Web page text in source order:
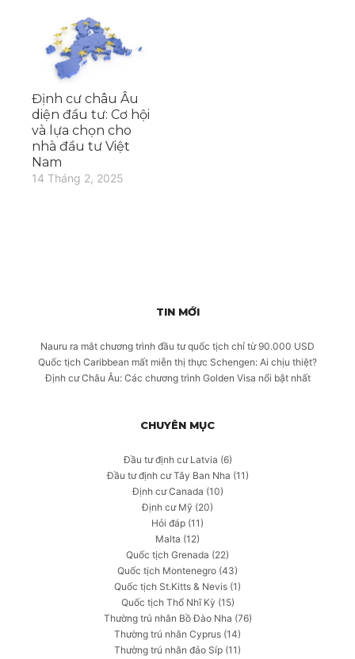
Định cư châu Âu
diện đầu tư: Cơ hội
và lựa chọn cho
nhà đầu tư Việt
Nam
14 Tháng 2, 2025
TIN MỚI
Nauru ra mắt chương trình đầu tư quốc tịch chỉ từ 90.000 USD
Quốc tịch Caribbean mất miễn thị thực Schengen: Ai chịu thiệt?
Định cư Châu Âu: Các chương trình Golden Visa nổi bật nhất
CHUYÊN MỤC
Đầu tư định cư Latvia (6)
Đầu tư định cư Tây Ban Nha (11)
Định cư Canada (10)
Định cư Mỹ (20)
Hỏi đáp (11)
Malta (12)
Quốc tịch Grenada (22)
Quốc tịch Montenegro (43)
Quốc tịch St.Kitts & Nevis (1)
Quốc tịch Thổ Nhĩ Kỳ (15)
Thường trú nhân Bồ Đào Nha (76)
Thường trú nhân Cyprus (14)
Thường trú nhân đảo Síp (11)